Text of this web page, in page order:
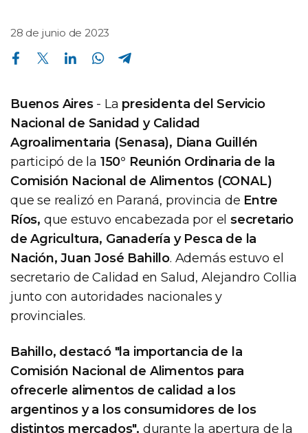
28 de junio de 2023
Compartir en Facebook Compartir en Twitter Compartir en Linkedin Compartir en Whatsapp
Buenos Aires- La presidenta del Servicio
Nacional de Sanidad y Calidad
Agroalimentaria (Senasa), Diana Guillén
participó de la 150° Reunión Ordinaria de la
Comisión Nacional de Alimentos (CONAL)
que se realizó en Paraná, provincia de Entre
Ríos, que estuvo encabezada por el secretario
de Agricultura, Ganadería y Pesca de la
Nación, Juan José Bahillo. Además estuvo el
secretario de Calidad en Salud, Alejandro Collia
junto con autoridades nacionales y
provinciales.
Bahillo, destacó "la importancia de la
Comisión Nacional de Alimentos para
ofrecerle alimentos de calidad a los
argentinos y a los consumidores de los
distintos mercados", durante la apertura de la